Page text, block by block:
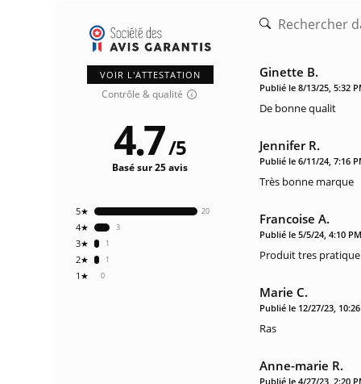
VOIR L'ATTESTATION
Contrôle & qualité
0
1★
1
2★
1
3★
3
4★
20
5★
4.7/5
Basé sur 25 avis
Ginette B.
Publié le 8/13/25, 5:32
De bonne qualit
Jennifer R.
Publié le 6/11/24, 7:16
Très bonne marque
Francoise A.
Publié le 5/5/24, 4:10 PM
Produit tres pratique
Marie C.
Publié le 12/27/23,
Ras
Anne-marie R.
Publié le 4/27/23, 2:20